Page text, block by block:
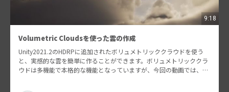
9:18
Volumetric Cloudsを使った雲の作成
Unity2021.2のHDRPに追加されたボリュメトリッククラウドを使う
と、実感的な雲を簡単に作ることができます。ボリュメトリッククラ
ウドは多機能で本格的な機能となっていますが、今回の動画では、よ